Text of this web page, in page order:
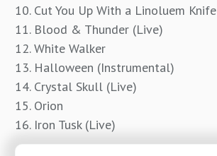
10. Cut You Up With a Linoluem Knife
11. Blood & Thunder (Live)
12. White Walker
13. Halloween (Instrumental)
14. Crystal Skull (Live)
15. Orion
16. Iron Tusk (Live)